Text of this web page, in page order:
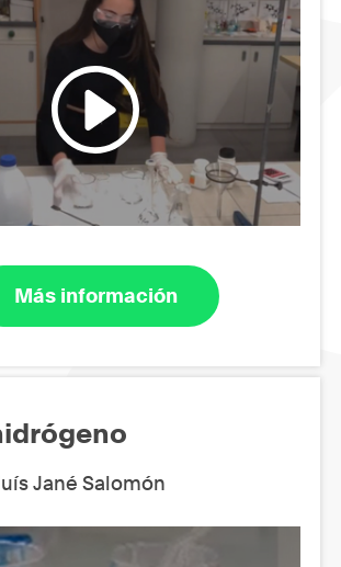
Más información
Jané Salomón